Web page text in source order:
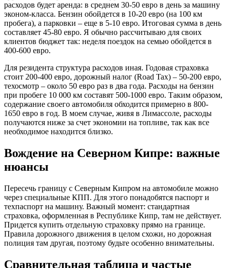
расходов будет аренда: в среднем 30-50 евро в день за машину
эконом-класса. Бензин обойдется в 10-20 евро (на 100 км
пробега), а парковки – еще в 5-10 евро. Итоговая сумма в день
составляет 45-80 евро. Я обычно рассчитываю для своих
клиентов бюджет так: неделя поездок на семью обойдется в
400-600 евро.
Для резидента структура расходов иная. Годовая страховка
стоит 200-400 евро, дорожный налог (Road Tax) – 50-200 евро,
техосмотр – около 50 евро раз в два года. Расходы на бензин
при пробеге 10 000 км составят 500-1000 евро. Таким образом,
содержание своего автомобиля обходится примерно в 800-
1650 евро в год. В моем случае, живя в Лимассоле, расходы
получаются ниже за счет экономии на топливе, так как все
необходимое находится близко.
Вождение на Северном Кипре: важные
нюансы
Пересечь границу с Северным Кипром на автомобиле можно
через специальные КПП. Для этого понадобятся паспорт и
техпаспорт на машину. Важный момент: стандартная
страховка, оформленная в Республике Кипр, там не действует.
Придется купить отдельную страховку прямо на границе.
Правила дорожного движения в целом схожи, но дорожная
полиция там другая, поэтому будьте особенно внимательны.
Сравнительная таблица и частые